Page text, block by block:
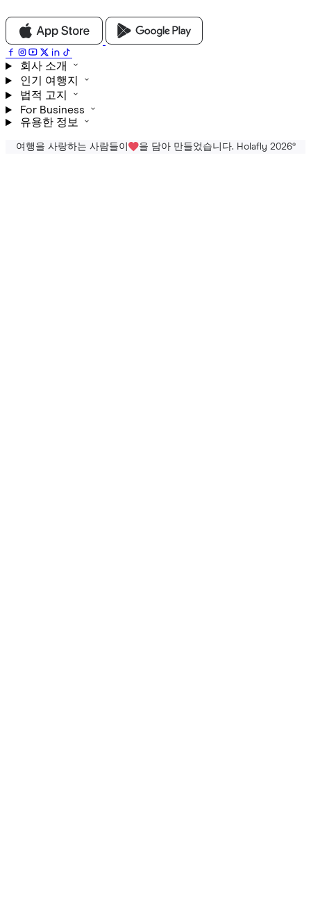
회사 소개
인기 여행지
법적 고지
For Business
유용한 정보
여행을 사랑하는 사람들이 을 담아 만들었습니다. Holafly 2026®